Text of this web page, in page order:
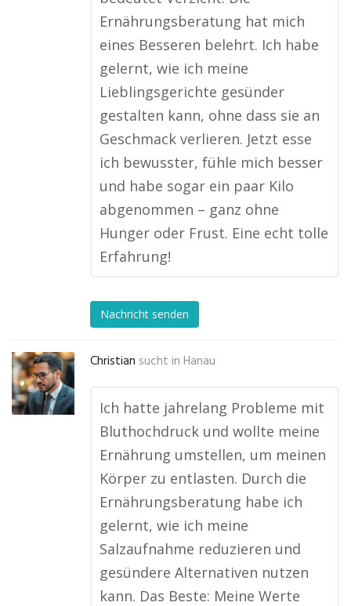
Ernährungsberatung hat mich
eines Besseren belehrt. Ich habe
gelernt, wie ich meine
Lieblingsgerichte gesünder
gestalten kann, ohne dass sie an
Geschmack verlieren. Jetzt esse
ich bewusster, fühle mich besser
und habe sogar ein paar Kilo
abgenommen – ganz ohne
Hunger oder Frust. Eine echt tolle
Erfahrung!
Nachricht senden
Christian sucht in Hanau
Ich hatte jahrelang Probleme mit
Bluthochdruck und wollte meine
Ernährung umstellen, um meinen
Körper zu entlasten. Durch die
Ernährungsberatung habe ich
gelernt, wie ich meine
Salzaufnahme reduzieren und
gesündere Alternativen nutzen
kann. Das Beste: Meine Werte